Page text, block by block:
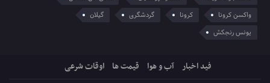
واکسن کرونا
کرونا گردشگری
گیلان
یونس رنجکش
فید اخبار آب و هوا قیمت ها اوقات شرعی